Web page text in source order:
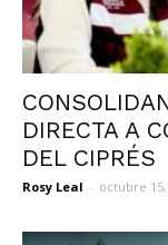
DIRECTA A
DEL CIPRÉS
Rosy Leal - octubre 15,